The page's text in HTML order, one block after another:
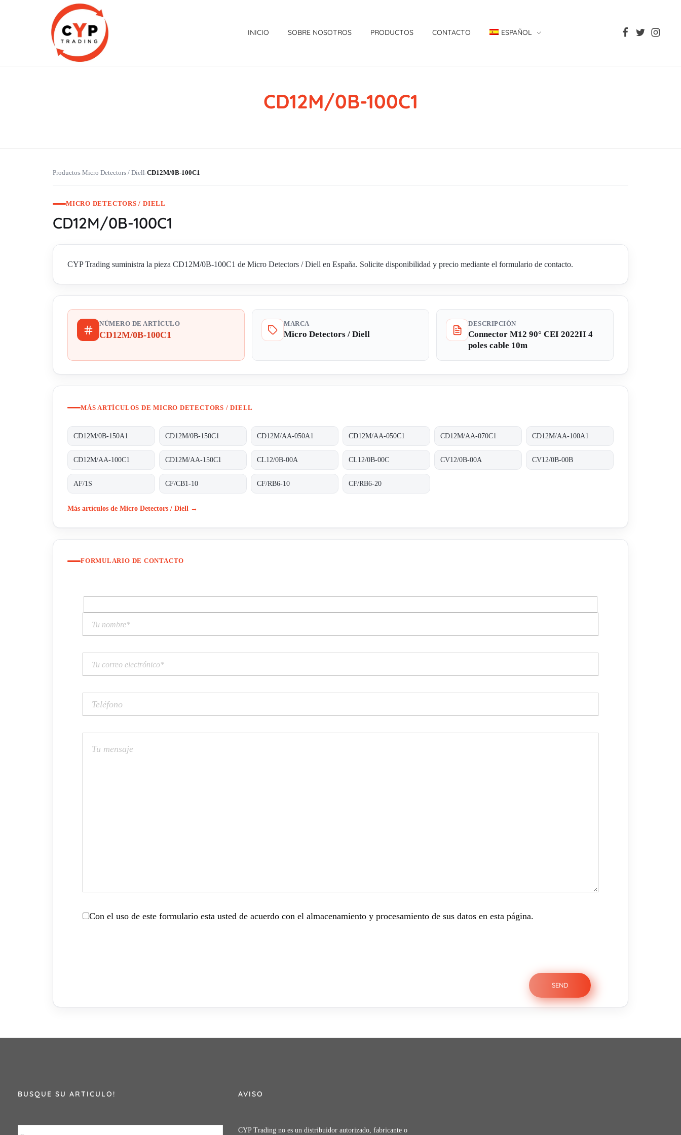
INICIO SOBRE NOSOTROS PRODUCTOS CONTACTO ESPAÑOL
CD12M/0B-100C1
Productos›Micro Detectors / Diell›CD12M/0B-100C1
MICRO DETECTORS / DIELL
CD12M/0B-100C1
CYP Trading suministra la pieza CD12M/0B-100C1 de Micro Detectors / Diell en España. Solicite disponibilidad y precio mediante el formulario de contacto.
NÚMERO DE ARTÍCULO
CD12M/0B-100C1
MARCA
Micro Detectors / Diell
DESCRIPCIÓN
Connector M12 90° CEI 2022II 4
poles cable 10m
MÁS ARTÍCULOS DE MICRO DETECTORS / DIELL
CD12M/0B-150A1 CD12M/0B-150C1 CD12M/AA-050A1 CD12M/AA-050C1 CD12M/AA-070C1 CD12M/AA-100A1
CD12M/AA-100C1 CD12M/AA-150C1 CL12/0B-00A CL12/0B-00C CV12/0B-00A CV12/0B-00B
AF/1S CF/CB1-10 CF/RB6-10 CF/RB6-20
Más artículos de Micro Detectors / Diell →
FORMULARIO DE CONTACTO
Con el uso de este formulario esta usted de acuerdo con el almacenamiento y procesamiento de sus datos en esta página.
BUSQUE SU ARTICULO! AVISO
CYP Trading no es un distribuidor autorizado, fabricante o